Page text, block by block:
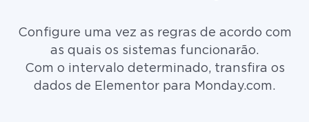
Configure uma vez as regras de acordo com
as quais os sistemas funcionarão.
Com o intervalo determinado, transfira os
dados de Elementor para Monday.com.